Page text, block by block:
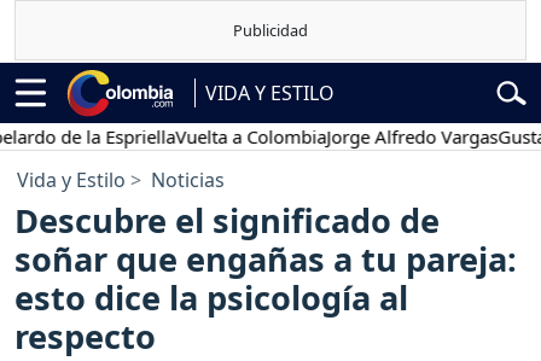
VIDA Y ESTILO
la EspriellaVuelta a ColombiaJorge Alfredo VargasGustavo
Vida y Estilo Noticias
Descubre el significado de
soñar que engañas a tu pareja:
esto dice la psicología al
respecto